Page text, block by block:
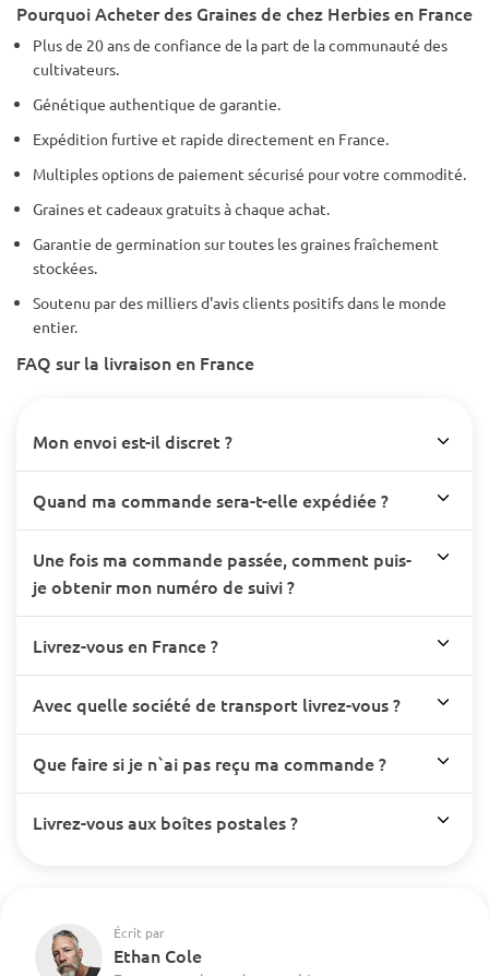
Pourquoi Acheter des Graines de chez Herbies en France
Plus de 20 ans de confiance de la part de la communauté des
cultivateurs.
Génétique authentique de garantie.
Expédition furtive et rapide directement en France.
Multiples options de paiement sécurisé pour votre commodité.
Graines et cadeaux gratuits à chaque achat.
Garantie de germination sur toutes les graines fraîchement
stockées.
Soutenu par des milliers d'avis clients positifs dans le monde
entier.
FAQ sur la livraison en France
Mon envoi est-il discret ?
Quand ma commande sera-t-elle expédiée ?
Une fois ma commande passée, comment puis-
je obtenir mon numéro de suivi ?
Livrez-vous en France ?
Avec quelle société de transport livrez-vous ?
Que faire si je n`ai pas reçu ma commande ?
Livrez-vous aux boîtes postales ?
Écrit par
Ethan Cole